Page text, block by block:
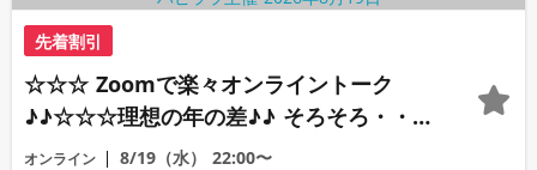
先着割引
☆☆☆ Zoomで楽々オンライントーク
♪♪☆☆☆理想の年の差♪♪ そろそろ・・・
素敵な恋人見つけたい♪ ♪☆カジュアルな
オンライン 8/19（水） 22:00〜